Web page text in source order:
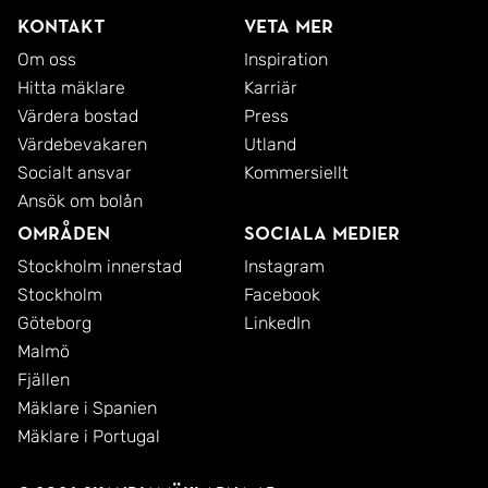
Här bor ni på en lugn återvändsgata med nästintill
obefintlig genomfartstrafik - ett perfekt läge för
såväl barnfamiljen som för er som söker ett
harmoniskt och charmigt boende i attraktiva Eksjö.
Varmt välkomna till Nannylundsgatan 9 i Eksjö -
ett hem utöver det vanliga.
Kontakt
Om oss
Hitta mäklare
Värdera bostad
Värdebevakaren
Socialt ansvar
Ansök om bolån
Veta mer
Inspiration
Karriär
Press
Utland
Kommersiellt
Områden
Stockholm innerstad
Stockholm
Göteborg
Malmö
Fjällen
Mäklare i Spanien
Mäklare i Portugal
Sociala medier
Instagram
Facebook
LinkedIn